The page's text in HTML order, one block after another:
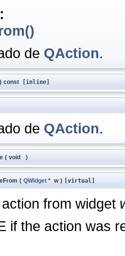
de QAction.
) const [inline]
de QAction.
( void )
( QWidget * w ) [virtual]
from widget
if the action was